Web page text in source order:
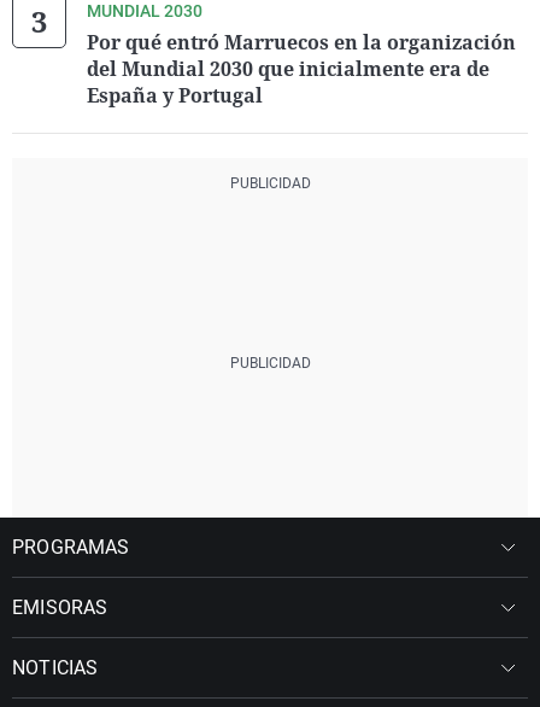
MUNDIAL 2030
Por qué entró Marruecos en la organización
del Mundial 2030 que inicialmente era de
España y Portugal
PROGRAMAS
EMISORAS
NOTICIAS